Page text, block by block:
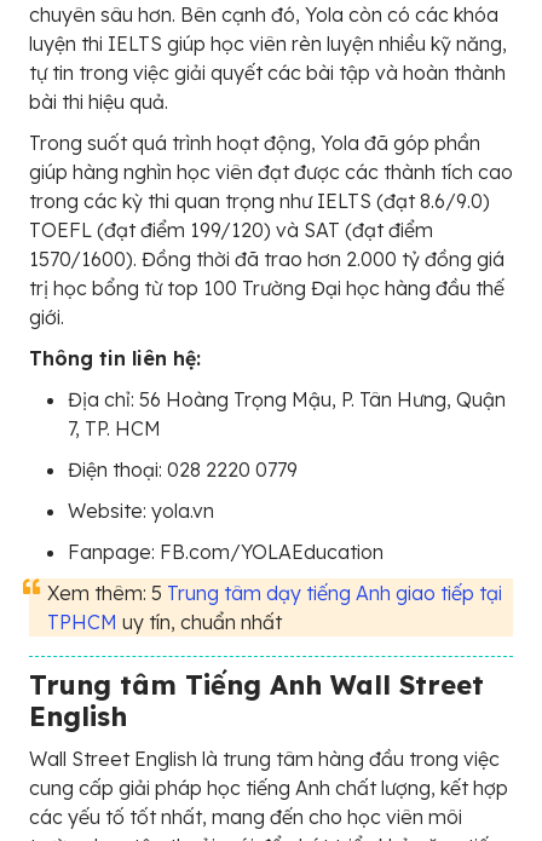
chuyên sâu hơn. Bên cạnh đó, Yola còn có các khóa
luyện thi IELTS giúp học viên rèn luyện nhiều kỹ năng,
tự tin trong việc giải quyết các bài tập và hoàn thành
bài thi hiệu quả.
Trong suốt quá trình hoạt động, Yola đã góp phần
giúp hàng nghìn học viên đạt được các thành tích cao
trong các kỳ thi quan trọng như IELTS (đạt 8.6/9.0)
TOEFL (đạt điểm 199/120) và SAT (đạt điểm
1570/1600). Đồng thời đã trao hơn 2.000 tỷ đồng giá
trị học bổng từ top 100 Trường Đại học hàng đầu thế
giới.
Thông tin liên hệ:
Địa chỉ: 56 Hoàng Trọng Mậu, P. Tân Hưng, Quận
7, TP. HCM
Điện thoại: 028 2220 0779
Website: yola.vn
Fanpage: FB.com/YOLAEducation
Xem thêm: 5 Trung tâm dạy tiếng Anh giao tiếp tại
TPHCM uy tín, chuẩn nhất
Trung tâm Tiếng Anh Wall Street
English
Wall Street English là trung tâm hàng đầu trong việc
cung cấp giải pháp học tiếng Anh chất lượng, kết hợp
các yếu tố tốt nhất, mang đến cho học viên môi